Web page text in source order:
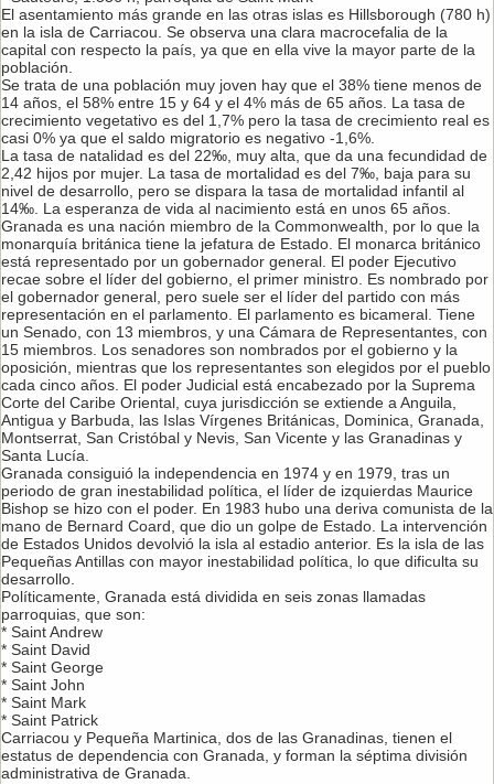
El asentamiento más grande en las otras islas es Hillsborough (780 h)
en la isla de Carriacou. Se observa una clara macrocefalia de la
capital con respecto la país, ya que en ella vive la mayor parte de la
población.
Se trata de una población muy joven hay que el 38% tiene menos de
14 años, el 58% entre 15 y 64 y el 4% más de 65 años. La tasa de
crecimiento vegetativo es del 1,7% pero la tasa de crecimiento real es
casi 0% ya que el saldo migratorio es negativo -1,6%.
La tasa de natalidad es del 22‰, muy alta, que da una fecundidad de
2,42 hijos por mujer. La tasa de mortalidad es del 7‰, baja para su
nivel de desarrollo, pero se dispara la tasa de mortalidad infantil al
14‰. La esperanza de vida al nacimiento está en unos 65 años.
Granada es una nación miembro de la Commonwealth, por lo que la
monarquía británica tiene la jefatura de Estado. El monarca británico
está representado por un gobernador general. El poder Ejecutivo
recae sobre el líder del gobierno, el primer ministro. Es nombrado por
el gobernador general, pero suele ser el líder del partido con más
representación en el parlamento. El parlamento es bicameral. Tiene
un Senado, con 13 miembros, y una Cámara de Representantes, con
15 miembros. Los senadores son nombrados por el gobierno y la
oposición, mientras que los representantes son elegidos por el pueblo
cada cinco años. El poder Judicial está encabezado por la Suprema
Corte del Caribe Oriental, cuya jurisdicción se extiende a Anguila,
Antigua y Barbuda, las Islas Vírgenes Británicas, Dominica, Granada,
Montserrat, San Cristóbal y Nevis, San Vicente y las Granadinas y
Santa Lucía.
Granada consiguió la independencia en 1974 y en 1979, tras un
periodo de gran inestabilidad política, el líder de izquierdas Maurice
Bishop se hizo con el poder. En 1983 hubo una deriva comunista de la
mano de Bernard Coard, que dio un golpe de Estado. La intervención
de Estados Unidos devolvió la isla al estadio anterior. Es la isla de las
Pequeñas Antillas con mayor inestabilidad política, lo que dificulta su
desarrollo.
Políticamente, Granada está dividida en seis zonas llamadas
parroquias, que son:
* Saint Andrew
* Saint David
* Saint George
* Saint John
* Saint Mark
* Saint Patrick
Carriacou y Pequeña Martinica, dos de las Granadinas, tienen el
estatus de dependencia con Granada, y forman la séptima división
administrativa de Granada.